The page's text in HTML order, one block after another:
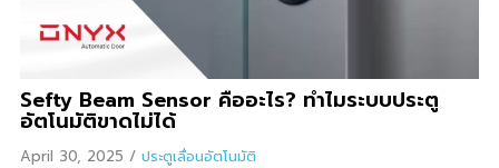
Sefty Beam Sensor คืออะไร? ทำไมระบบประตู
อัตโนมัติขาดไม่ได้
April 30, 2025 / ประตูเลื่อนอัตโนมัติ